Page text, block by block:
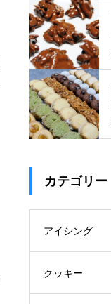
カテゴリー
アイシング
クッキー